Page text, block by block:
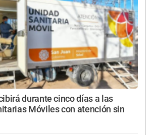
durante cinco días a las
Móviles con atención sin